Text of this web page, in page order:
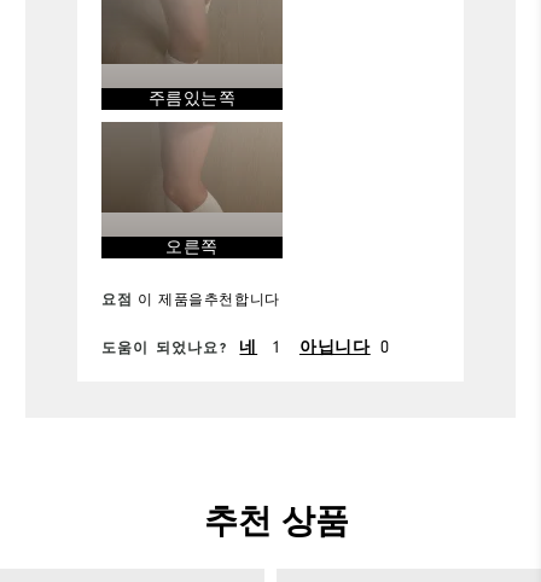
주름있는쪽
오른쪽
요점 이 제품을추천합니다
도움이 되었나요? 네 1 아닙니다 0
추천 상품